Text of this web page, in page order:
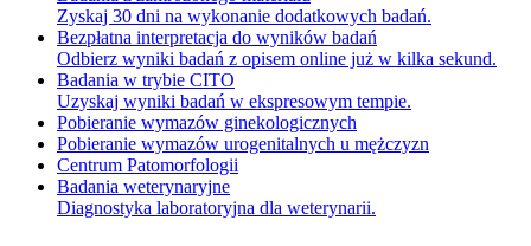
Zyskaj 30 dni na wykonanie dodatkowych badań.
Bezpłatna interpretacja do wyników badań
Odbierz wyniki badań z opisem online już w kilka sekund.
Badania w trybie CITO
Uzyskaj wyniki badań w ekspresowym tempie.
Pobieranie wymazów ginekologicznych
Pobieranie wymazów urogenitalnych u mężczyzn
Centrum Patomorfologii
Badania weterynaryjne
Diagnostyka laboratoryjna dla weterynarii.